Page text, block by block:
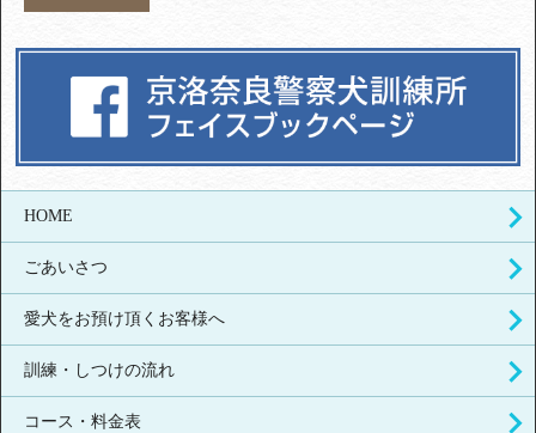
HOME
ごあいさつ
愛犬をお預け頂くお客様へ
訓練・しつけの流れ
コース・料金表